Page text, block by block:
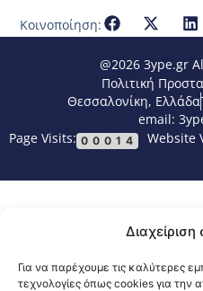
Για να παρέχουμε τις καλύτερες
τεχνολογίες όπως cookies για την
Κοινοποίηση:
@2026 3ype.gr
Πολιτική
Θεσσαλονίκη, Ελλάδα
email:
Page Visits: 00014 Website